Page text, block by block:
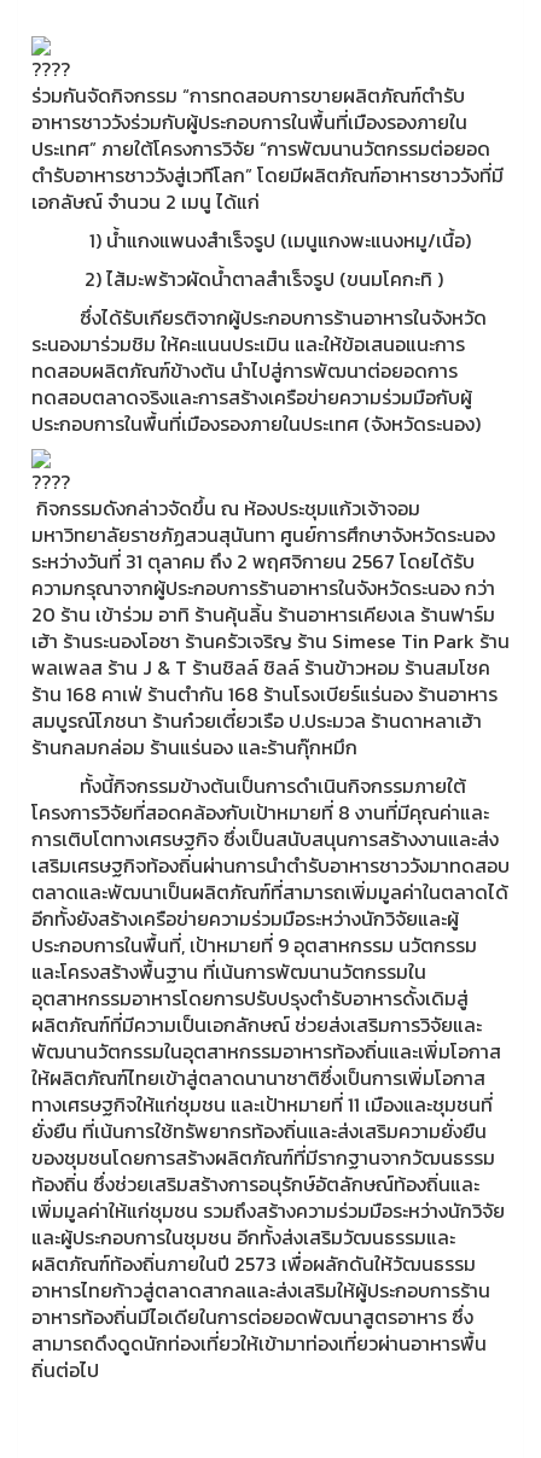
ร่วมกันจัดกิจกรรม “การทดสอบการขายผลิตภัณฑ์ตำรับ
อาหารชาววังร่วมกับผู้ประกอบการในพื้นที่เมืองรองภายใน
ประเทศ” ภายใต้โครงการวิจัย “การพัฒนานวัตกรรมต่อยอด
ตำรับอาหารชาววังสู่เวทีโลก” โดยมีผลิตภัณฑ์อาหารชาววังที่มี
เอกลัษณ์ จำนวน 2 เมนู ได้แก่
1) น้ำแกงแพนงสำเร็จรูป (เมนูแกงพะแนงหมู/เนื้อ)
2) ไส้มะพร้าวผัดน้ำตาลสำเร็จรูป (ขนมโคกะทิ )
ซึ่งได้รับเกียรติจากผู้ประกอบการร้านอาหารในจังหวัด
ระนองมาร่วมชิม ให้คะแนนประเมิน และให้ข้อเสนอแนะการ
ทดสอบผลิตภัณฑ์ข้างต้น นำไปสู่การพัฒนาต่อยอดการ
ทดสอบตลาดจริงและการสร้างเครือข่ายความร่วมมือกับผู้
ประกอบการในพื้นที่เมืองรองภายในประเทศ (จังหวัดระนอง)
กิจกรรมดังกล่าวจัดขึ้น ณ ห้องประชุมแก้วเจ้าจอม
มหาวิทยาลัยราชภัฏสวนสุนันทา ศูนย์การศึกษาจังหวัดระนอง
ระหว่างวันที่ 31 ตุลาคม ถึง 2 พฤศจิกายน 2567 โดยได้รับ
ความกรุณาจากผู้ประกอบการร้านอาหารในจังหวัดระนอง กว่า
20 ร้าน เข้าร่วม อาทิ ร้านคุ้นลิ้น ร้านอาหารเคียงเล ร้านฟาร์ม
เฮ้า ร้านระนองโอชา ร้านครัวเจริญ ร้าน Simese Tin Park ร้าน
พลเพลส ร้าน J & T ร้านชิลล์ ชิลล์ ร้านข้าวหอม ร้านสมโชค
ร้าน 168 คาเฟ่ ร้านตำกัน 168 ร้านโรงเบียร์แร่นอง ร้านอาหาร
สมบูรณ์โภชนา ร้านก๋วยเตี๋ยวเรือ ป.ประมวล ร้านดาหลาเฮ้า
ร้านกลมกล่อม ร้านแร่นอง และร้านกุ๊กหมึก
ทั้งนี้กิจกรรมข้างต้นเป็นการดำเนินกิจกรรมภายใต้
โครงการวิจัยที่สอดคล้องกับเป้าหมายที่ 8 งานที่มีคุณค่าและ
การเติบโตทางเศรษฐกิจ ซึ่งเป็นสนับสนุนการสร้างงานและส่ง
เสริมเศรษฐกิจท้องถิ่นผ่านการนำตำรับอาหารชาววังมาทดสอบ
ตลาดและพัฒนาเป็นผลิตภัณฑ์ที่สามารถเพิ่มมูลค่าในตลาดได้
อีกทั้งยังสร้างเครือข่ายความร่วมมือระหว่างนักวิจัยและผู้
ประกอบการในพื้นที่, เป้าหมายที่ 9 อุตสาหกรรม นวัตกรรม
และโครงสร้างพื้นฐาน ที่เน้นการพัฒนานวัตกรรมใน
อุตสาหกรรมอาหารโดยการปรับปรุงตำรับอาหารดั้งเดิมสู่
ผลิตภัณฑ์ที่มีความเป็นเอกลักษณ์ ช่วยส่งเสริมการวิจัยและ
พัฒนานวัตกรรมในอุตสาหกรรมอาหารท้องถิ่นและเพิ่มโอกาส
ให้ผลิตภัณฑ์ไทยเข้าสู่ตลาดนานาชาติซึ่งเป็นการเพิ่มโอกาส
ทางเศรษฐกิจให้แก่ชุมชน และเป้าหมายที่ 11 เมืองและชุมชนที่
ยั่งยืน ที่เน้นการใช้ทรัพยากรท้องถิ่นและส่งเสริมความยั่งยืน
ของชุมชนโดยการสร้างผลิตภัณฑ์ที่มีรากฐานจากวัฒนธรรม
ท้องถิ่น ซึ่งช่วยเสริมสร้างการอนุรักษ์อัตลักษณ์ท้องถิ่นและ
เพิ่มมูลค่าให้แก่ชุมชน รวมถึงสร้างความร่วมมือระหว่างนักวิจัย
และผู้ประกอบการในชุมชน อีกทั้งส่งเสริมวัฒนธรรมและ
ผลิตภัณฑ์ท้องถิ่นภายในปี 2573 เพื่อผลักดันให้วัฒนธรรม
อาหารไทยก้าวสู่ตลาดสากลและส่งเสริมให้ผู้ประกอบการร้าน
อาหารท้องถิ่นมีไอเดียในการต่อยอดพัฒนาสูตรอาหาร ซึ่ง
สามารถดึงดูดนักท่องเที่ยวให้เข้ามาท่องเที่ยวผ่านอาหารพื้น
ถิ่นต่อไป